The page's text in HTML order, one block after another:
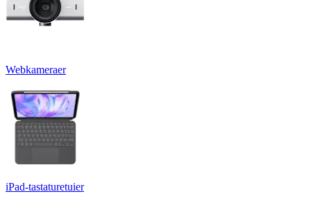
Webkameraer
iPad-tastaturetuier